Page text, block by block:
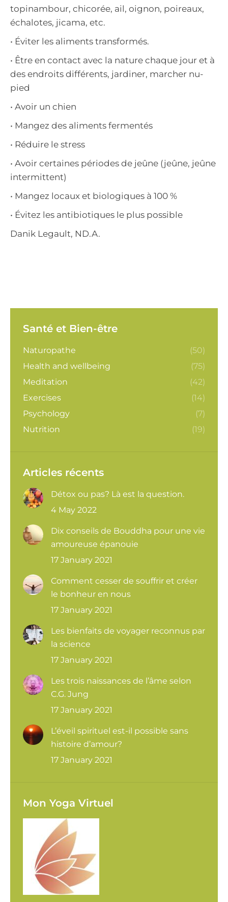
topinambour, chicorée, ail, oignon, poireaux,
échalotes, jicama, etc.
• Éviter les aliments transformés.
• Être en contact avec la nature chaque jour et à
des endroits différents, jardiner, marcher nu-
pied
• Avoir un chien
• Mangez des aliments fermentés
• Réduire le stress
• Avoir certaines périodes de jeûne (jeûne, jeûne
intermittent)
• Mangez locaux et biologiques à 100 %
• Évitez les antibiotiques le plus possible
Danik Legault, ND.A.
Santé et Bien-être
Naturopathe
(50)
Health and wellbeing
(75)
Meditation
(42)
Exercises
(14)
Psychology
(7)
Nutrition
(19)
Articles récents
Détox ou pas? Là est la question.
4 May 2022
Dix conseils de Bouddha pour une vie
amoureuse épanouie
17 January 2021
Comment cesser de souffrir et créer
le bonheur en nous
17 January 2021
Les bienfaits de voyager reconnus par
la science
17 January 2021
Les trois naissances de l’âme selon
C.G. Jung
17 January 2021
L’éveil spirituel est-il possible sans
histoire d’amour?
17 January 2021
Mon Yoga Virtuel